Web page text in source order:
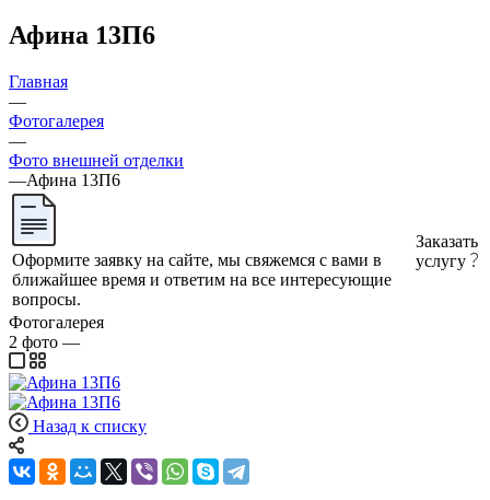
Афина 13П6
Главная
—
Фотогалерея
—
Фото внешней отделки
—Афина 13П6
Оформите заявку на сайте, мы свяжемся с вами в
ближайшее время и ответим на все интересующие
вопросы.
Заказать
услугу
Фотогалерея
2 фото —
Назад к списку